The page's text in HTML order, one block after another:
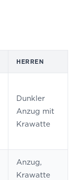
HERREN
Dunkler
Anzug mit
Krawatte
Anzug,
Krawatte